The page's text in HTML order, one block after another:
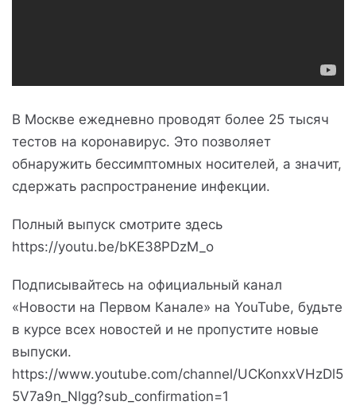
В Москве ежедневно проводят более 25 тысяч
тестов на коронавирус. Это позволяет
обнаружить бессимптомных носителей, а значит,
сдержать распространение инфекции.
Полный выпуск смотрите здесь
https://youtu.be/bKE38PDzM_o
Подписывайтесь на официальный канал
«Новости на Первом Канале» на YouTube, будьте
в курсе всех новостей и не пропустите новые
выпуски.
https://www.youtube.com/channel/UCKonxxVHzDl5
5V7a9n_Nlgg?sub_confirmation=1